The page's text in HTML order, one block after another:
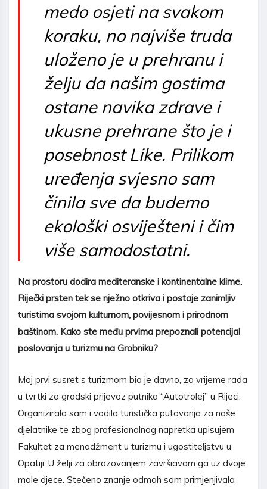
medo osjeti na svakom
koraku, no najviše truda
uloženo je u prehranu i
želju da našim gostima
ostane navika zdrave i
ukusne prehrane što je i
posebnost Like. Prilikom
uređenja svjesno sam
činila sve da budemo
ekološki osviješteni i čim
više samodostatni.
Na prostoru dodira mediteranske i kontinentalne klime,
Riječki prsten tek se nježno otkriva i postaje zanimljiv
turistima svojom kulturnom, povijesnom i prirodnom
baštinom. Kako ste među prvima prepoznali potencijal
poslovanja u turizmu na Grobniku?
Moj prvi susret s turizmom bio je davno, za vrijeme rada
u tvrtki za gradski prijevoz putnika “Autotrolej” u Rijeci.
Organizirala sam i vodila turistička putovanja za naše
djelatnike te zbog profesionalnog napretka upisujem
Fakultet za menadžment u turizmu i ugostiteljstvu u
Opatiji. U želji za obrazovanjem završiavam ga uz dvoje
male djece. Stečeno znanje odmah sam primjenjivala